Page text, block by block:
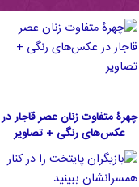
چهرۀ متفاوت زنان عصر قاجار در
عکس‌های رنگی + تصاویر